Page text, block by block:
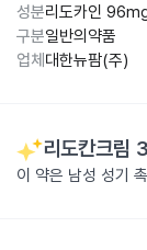
성분리도카인
구분일반의약품
업체 대한뉴팜(주)
리도칸크림
이 약은 남성 성기